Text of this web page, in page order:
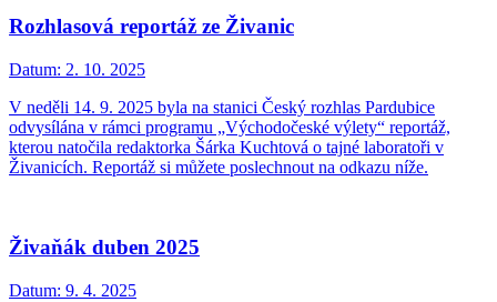
Rozhlasová reportáž ze Živanic
Datum: 2. 10. 2025
V neděli 14. 9. 2025 byla na stanici Český rozhlas Pardubice
odvysílána v rámci programu „Východočeské výlety“ reportáž,
kterou natočila redaktorka Šárka Kuchtová o tajné laboratoři v
Živanicích. Reportáž si můžete poslechnout na odkazu níže.
Živaňák duben 2025
Datum: 9. 4. 2025